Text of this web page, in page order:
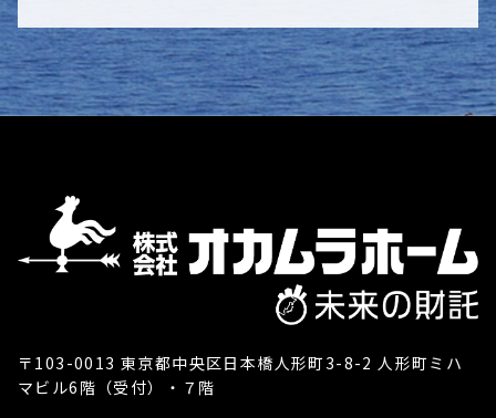
〒103-0013 東京都中央区日本橋人形町3-8-2 人形町ミハ
マビル6階（受付）・７階